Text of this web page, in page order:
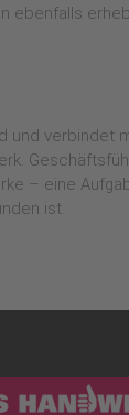
ebenfalls
und verbindet
– eine
ist.